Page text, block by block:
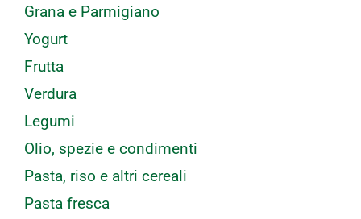
Grana e Parmigiano
Yogurt
Frutta
Verdura
Legumi
Olio, spezie e condimenti
Pasta, riso e altri cereali
Pasta fresca